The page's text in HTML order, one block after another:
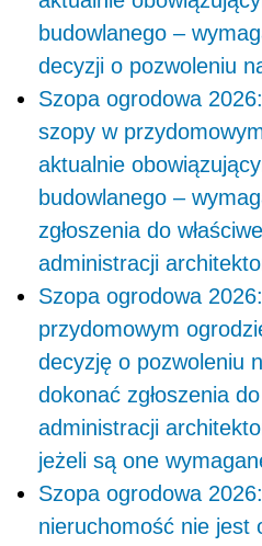
budowlanego –
decyzji o pozwoleniu
Szopa ogrodowa
szopy w
aktualnie
budowlanego –
zgłoszenia do
administracji
Szopa ogrodowa
przydomowym
decyzję o pozwoleniu
dokonać zgłoszenia
administracji
jeżeli są one
Szopa ogrodowa
nieruchomość nie jest